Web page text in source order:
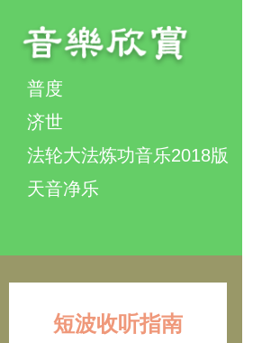
普度
济世
法轮大法炼功音乐2018版
天音净乐
短波收听指南